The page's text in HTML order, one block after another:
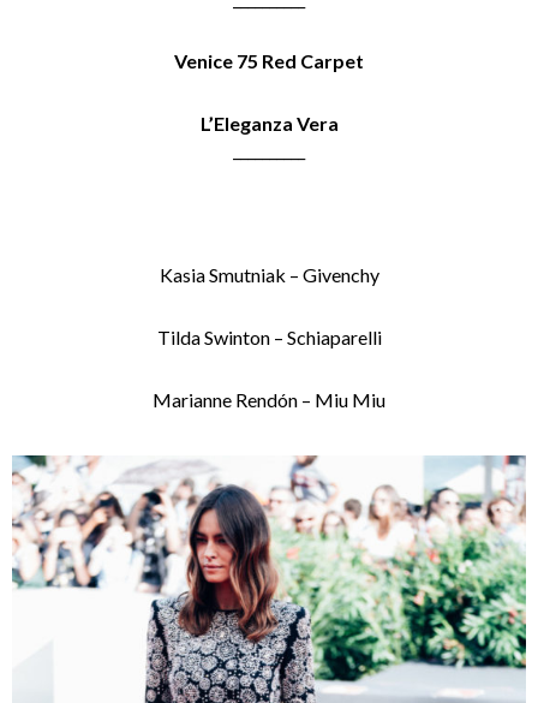
Venice 75 Red Carpet
L’Eleganza Vera
Kasia Smutniak – Givenchy
Tilda Swinton – Schiaparelli
Marianne Rendón – Miu Miu